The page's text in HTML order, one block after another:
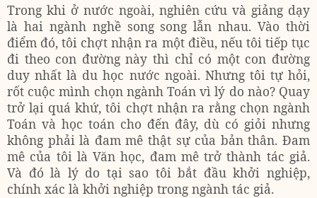
Trong khi ở nước ngoài, nghiên cứu và giảng dạy
là hai ngành nghề song song lẫn nhau. Vào thời
điểm đó, tôi chợt nhận ra một điều, nếu tôi tiếp tục
đi theo con đường này thì chỉ có một con đường
duy nhất là du học nước ngoài. Nhưng tôi tự hỏi,
rốt cuộc mình chọn ngành Toán vì lý do nào? Quay
trở lại quá khứ, tôi chợt nhận ra rằng chọn ngành
Toán và học toán cho đến đây, dù có giỏi nhưng
không phải là đam mê thật sự của bản thân. Đam
mê của tôi là Văn học, đam mê trở thành tác giả.
Và đó là lý do tại sao tôi bắt đầu khởi nghiệp,
chính xác là khởi nghiệp trong ngành tác giả.